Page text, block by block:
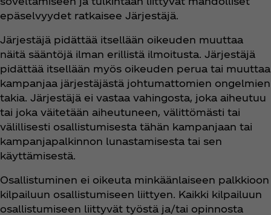
epäselvyydet ratkaisee Järjestäjä.
Järjestäjä pidättää itsellään oikeuden muuttaa
näitä sääntöjä ilman erillistä ilmoitusta. Järjestäjä
pidättää itsellään myös oikeuden perua tai muuttaa
kampanjaa järjestäjästä johtumattomien ongelmien
takia. Järjestäjä ei vastaa vahingosta, joka aiheutuu
tai joka väitetään aiheutuneen, välittömästi tai
välillisesti osallistumisesta tähän kampanjaan tai
kampanjapalkinnon lunastamisesta tai sen
käyttämisestä.
Osallistuminen ei oikeuta minkäänlaiseen palkkioon
kilpailuun osallistumiseen liittyen. Kaikki kilpailuun
osallistumiseen liittyvät työstä ja/tai opinnosta